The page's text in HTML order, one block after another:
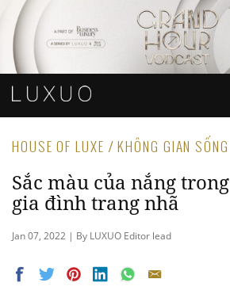
HOUSE OF LUXE / KHÔNG GIAN SỐNG
Sắc màu của nắng
gia đình trang nhã
Jan 07, 2022 | By LUXUO Editor lead